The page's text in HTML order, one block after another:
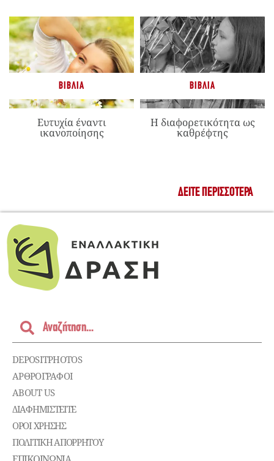
ΒΙΒΛΊΑ
Ευτυχία έναντι
ικανοποίησης
ΒΙΒΛΊΑ
Η διαφορετικότητα ως
καθρέφτης
ΔΕΊΤΕ ΠΕΡΙΣΣΌΤΕΡΑ
DEPOSITPHOTOS
ΑΡΘΡΟΓΡΑΦΟΙ
ABOUT US
ΔΙΑΦΗΜΙΣΤΕΊΤΕ
ΌΡΟΙ ΧΡΉΣΗΣ
ΠΟΛΙΤΙΚΉ ΑΠΟΡΡΉΤΟΥ